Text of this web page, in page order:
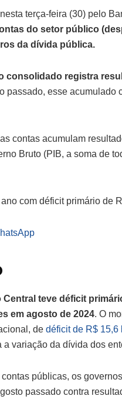
terça-feira (30) pelo
do setor público
da dívida pública.
consolidado registra
passado, esse acumulado
contas acumulam
Bruto (PIB, a soma de
com déficit primário de
teve déficit
em agosto de 2024. O
de déficit de R$ 15,6
variação da dívida dos
públicas, os
passado contra